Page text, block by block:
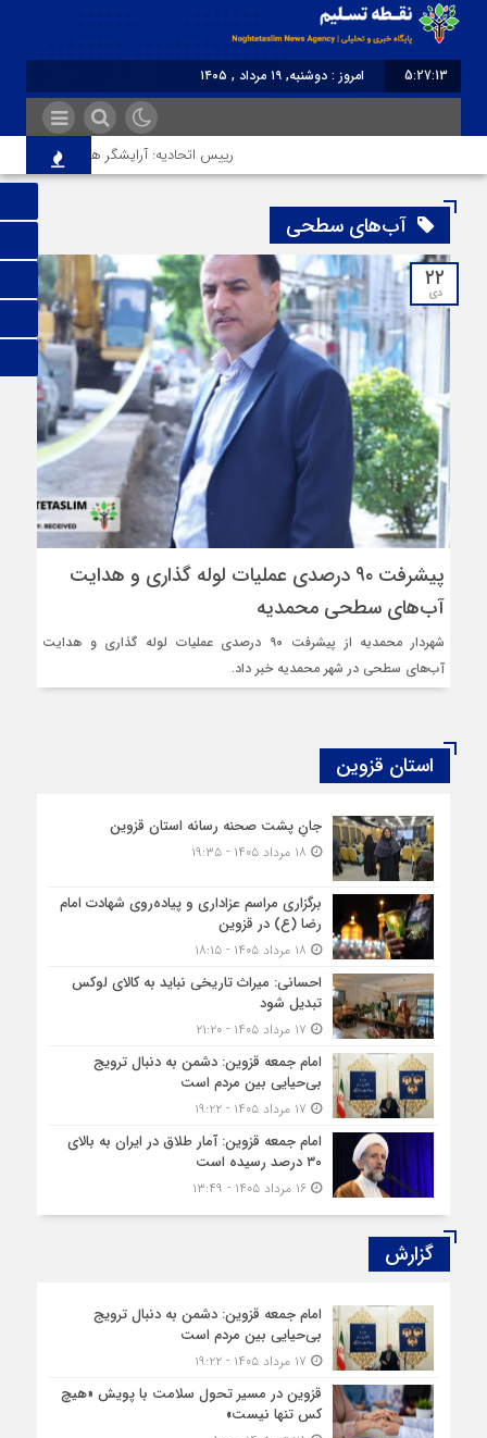
5:27:13
امروز : دوشنبه, ۱۹ مرداد , ۱۴۰۵
رییس اتحادیه: آرایشگر هتاک در قزوین
آب‌های سطحی
۲۲
دی
پیشرفت ۹۰ درصدی عملیات لوله گذاری و هدایت
آب‌های سطحی محمدیه
شهردار محمدیه از پیشرفت ۹۰ درصدی عملیات لوله گذاری و هدایت
آب‌های سطحی در شهر محمدیه خبر داد.
استان قزوین
جانِ پشت‌ صحنه رسانه استان قزوین
برگزاری مراسم عزاداری و پیاده‌روی شهادت امام
رضا (ع) در قزوین
احسانی: میراث تاریخی نباید به کالای لوکس
تبدیل شود
امام جمعه قزوین: دشمن به دنبال ترویج
بی‌حیایی بین مردم است
امام جمعه قزوین: آمار طلاق در ایران به بالای
۳۰ درصد رسیده است
۱۶ مرداد ۱۴۰۵ - ۱۳:۴۹
گزارش‌
امام جمعه قزوین: دشمن به دنبال ترویج
بی‌حیایی بین مردم است
قزوین در مسیر تحول سلامت با پویش «هیچ‌
کس تنها نیست»